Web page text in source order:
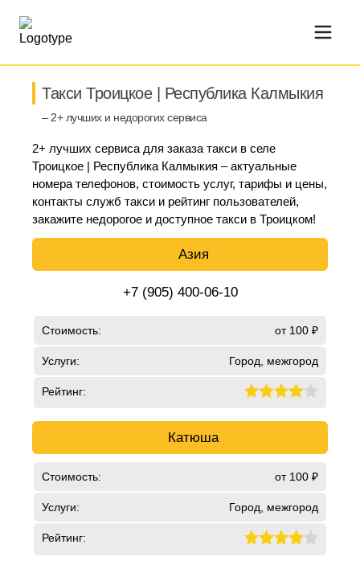
Такси Троицкое | Республика Калмыкия
– 2+ лучших и недорогих сервиса
2+ лучших сервиса для заказа такси в селе
Троицкое | Республика Калмыкия – актуальные
номера телефонов, стоимость услуг, тарифы и цены,
контакты служб такси и рейтинг пользователей,
закажите недорогое и доступное такси в Троицком!
Азия
+7 (905) 400-06-10
Стоимость: от 100 ₽
Услуги: Город, межгород
Рейтинг:
Катюша
Стоимость: от 100 ₽
Услуги: Город, межгород
Рейтинг: